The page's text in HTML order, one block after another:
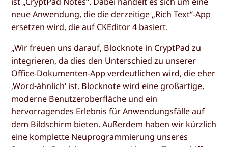
neue Anwendung, die die derzeitige „Rich Text“-App
ersetzen wird, die auf CKEditor 4 basiert.
„Wir freuen uns darauf, Blocknote in CryptPad zu
integrieren, da dies den Unterschied zu unserer
Office-Dokumenten-App verdeutlichen wird, die eher
‚Word-ähnlich‘ ist. Blocknote wird eine großartige,
moderne Benutzeroberfläche und ein
hervorragendes Erlebnis für Anwendungsfälle auf
dem Bildschirm bieten. Außerdem haben wir kürzlich
eine komplette Neuprogrammierung unseres